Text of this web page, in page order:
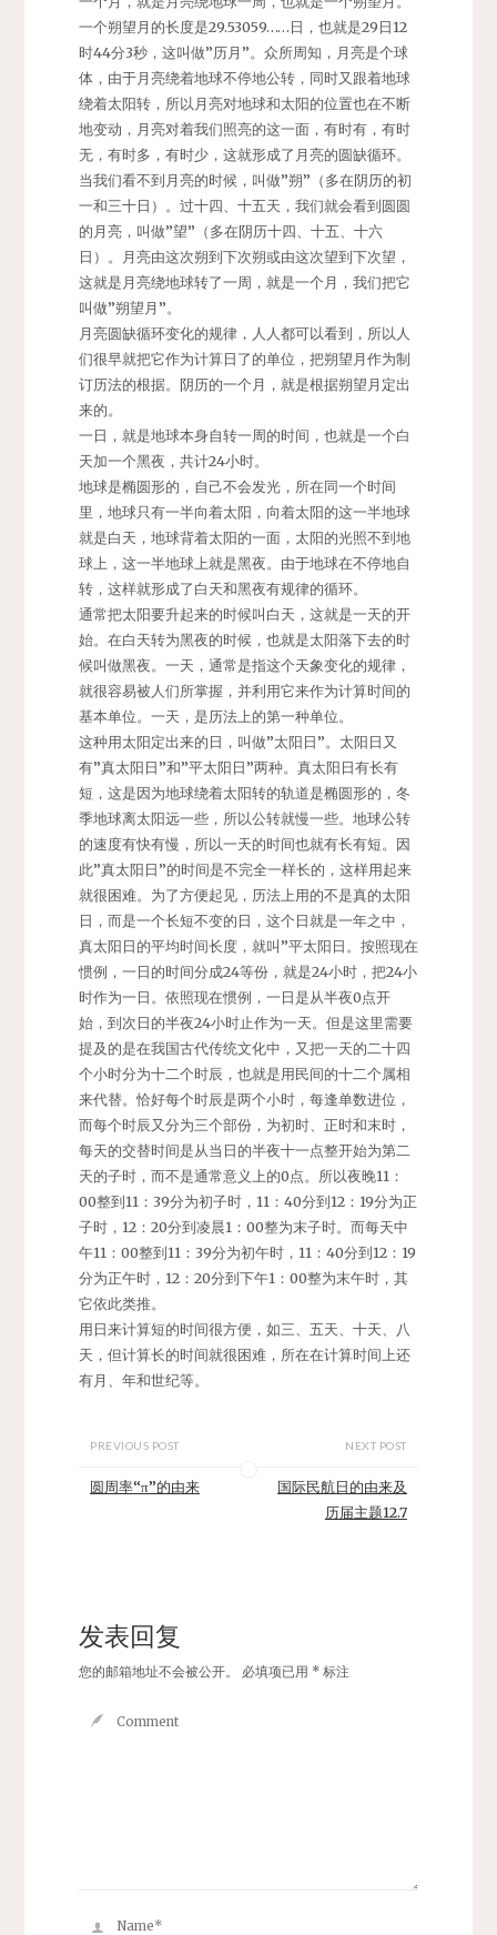
一个朔望月的长度是29.53059……日，也就是29日12
时44分3秒，这叫做”历月”。众所周知，月亮是个球
体，由于月亮绕着地球不停地公转，同时又跟着地球
绕着太阳转，所以月亮对地球和太阳的位置也在不断
地变动，月亮对着我们照亮的这一面，有时有，有时
无，有时多，有时少，这就形成了月亮的圆缺循环。
当我们看不到月亮的时候，叫做”朔”（多在阴历的初
一和三十日）。过十四、十五天，我们就会看到圆圆
的月亮，叫做”望”（多在阴历十四、十五、十六
日）。月亮由这次朔到下次朔或由这次望到下次望，
这就是月亮绕地球转了一周，就是一个月，我们把它
叫做”朔望月”。
月亮圆缺循环变化的规律，人人都可以看到，所以人
们很早就把它作为计算日了的单位，把朔望月作为制
订历法的根据。阴历的一个月，就是根据朔望月定出
来的。
一日，就是地球本身自转一周的时间，也就是一个白
天加一个黑夜，共计24小时。
地球是椭圆形的，自己不会发光，所在同一个时间
里，地球只有一半向着太阳，向着太阳的这一半地球
就是白天，地球背着太阳的一面，太阳的光照不到地
球上，这一半地球上就是黑夜。由于地球在不停地自
转，这样就形成了白天和黑夜有规律的循环。
通常把太阳要升起来的时候叫白天，这就是一天的开
始。在白天转为黑夜的时候，也就是太阳落下去的时
候叫做黑夜。一天，通常是指这个天象变化的规律，
就很容易被人们所掌握，并利用它来作为计算时间的
基本单位。一天，是历法上的第一种单位。
这种用太阳定出来的日，叫做”太阳日”。太阳日又
有”真太阳日”和”平太阳日”两种。真太阳日有长有
短，这是因为地球绕着太阳转的轨道是椭圆形的，冬
季地球离太阳远一些，所以公转就慢一些。地球公转
的速度有快有慢，所以一天的时间也就有长有短。因
此”真太阳日”的时间是不完全一样长的，这样用起来
就很困难。为了方便起见，历法上用的不是真的太阳
日，而是一个长短不变的日，这个日就是一年之中，
真太阳日的平均时间长度，就叫”平太阳日。按照现在
惯例，一日的时间分成24等份，就是24小时，把24小
时作为一日。依照现在惯例，一日是从半夜0点开
始，到次日的半夜24小时止作为一天。但是这里需要
提及的是在我国古代传统文化中，又把一天的二十四
个小时分为十二个时辰，也就是用民间的十二个属相
来代替。恰好每个时辰是两个小时，每逢单数进位，
而每个时辰又分为三个部份，为初时、正时和末时，
每天的交替时间是从当日的半夜十一点整开始为第二
天的子时，而不是通常意义上的0点。所以夜晚11：
00整到11：39分为初子时，11：40分到12：19分为正
子时，12：20分到凌晨1：00整为末子时。而每天中
午11：00整到11：39分为初午时，11：40分到12：19
分为正午时，12：20分到下午1：00整为末午时，其
它依此类推。
用日来计算短的时间很方便，如三、五天、十天、八
天，但计算长的时间就很困难，所在在计算时间上还
有月、年和世纪等。
PREVIOUS POST
圆周率“π”的由来
NEXT POST
国际民航日的由来及
历届主题12.7
发表回复
您的邮箱地址不会被公开。 必填项已用 *标注